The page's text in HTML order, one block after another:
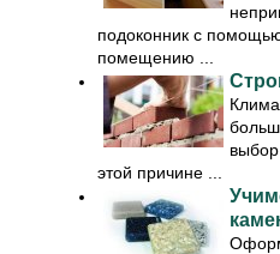
подоконник с
помещению ...
этой причине ...